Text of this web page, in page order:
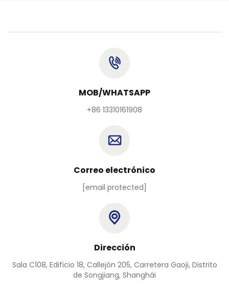
MOB/WHATSAPP
+86 13310161908
Correo electrónico
[email protected]
Dirección
Sala C108, Edificio 18, Callejón 205, Carretera Gaoji, Distrito
de Songjiang, Shanghái